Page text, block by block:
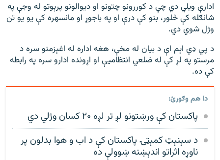
ادارې ویلي دي چې د کوررونو چتونو او دیوالونو پرېوتو له وجې په
شانګله کې څلور، بنو کې درې او په باجوړ او مانسهره کې یو یو تن
وژل شوي دي.
د پي ډي اېم اې د بیان له مخې، هغه اداره له اغېزمنو سره د
مرستو په لړ کې له ضلعي انتظامیې او اړونده ادارو سره په رابطه
کې ده.
دا هم وګورئ:
پاکستان کې ورښتونو لږ تر لږه ۲۰ کسان وژلي دي
د سېنېټ کمېټۍ پاکستان کې د اب و هوا بدلون پر
ناوړه اثراتو اندېښنه ښوولې ده